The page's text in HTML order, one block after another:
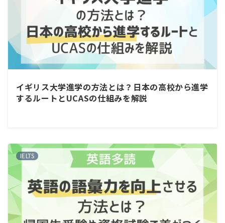
イギリス大学進学の方法とは？日本の高校から進学
するルートとUCASの仕組みを解説
IELTS